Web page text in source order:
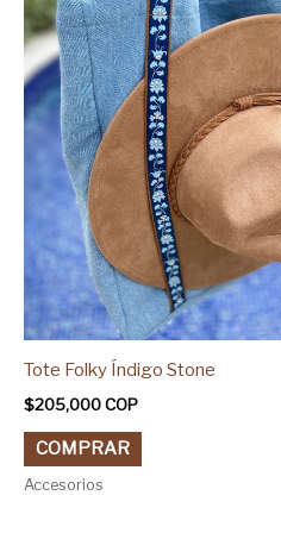
Tote Folky Índigo Stone
$205,000COP
COMPRAR
se
pueden
elegir
en
la
página
de
producto
Accesorios